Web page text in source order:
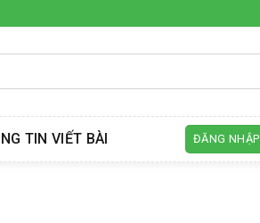
TIN VIẾT BÀI ĐĂNG NHẬP